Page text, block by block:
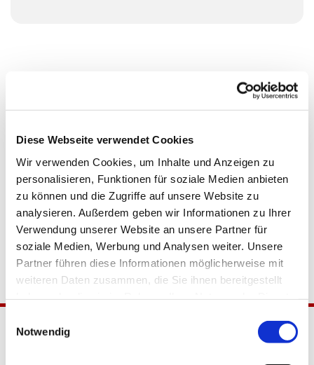
Diese Webseite verwendet Cookies
Wir verwenden Cookies, um Inhalte und Anzeigen zu
personalisieren, Funktionen für soziale Medien anbieten
zu können und die Zugriffe auf unsere Website zu
analysieren. Außerdem geben wir Informationen zu Ihrer
Verwendung unserer Website an unsere Partner für
soziale Medien, Werbung und Analysen weiter. Unsere
Partner führen diese Informationen möglicherweise mit
weiteren Daten zusammen, die Sie ihnen bereitgestellt
Notwendig